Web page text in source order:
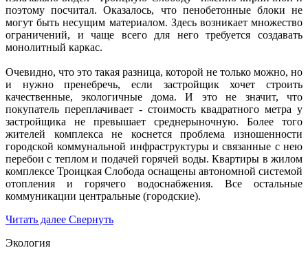
поэтому посчитал. Оказалось, что пенобетонные блоки не
могут быть несущим материалом. Здесь возникает множество
ограничений, и чаще всего для него требуется создавать
монолитный каркас.
Очевидно, что это такая разница, которой не только можно, но
и нужно пренебречь, если застройщик хочет строить
качественные, экологичные дома. И это не значит, что
покупатель переплачивает - стоимость квадратного метра у
застройщика не превышает среднерыночную. Более того
жителей комплекса не коснется проблема изношенности
городской коммунальной инфраструктуры и связанные с нею
перебои с теплом и подачей горячей воды. Квартиры в жилом
комплексе Троицкая Слобода оснащены автономной системой
отопления и горячего водоснабжения. Все остальные
коммуникации центральные (городские).
Читать далее Свернуть
Экология